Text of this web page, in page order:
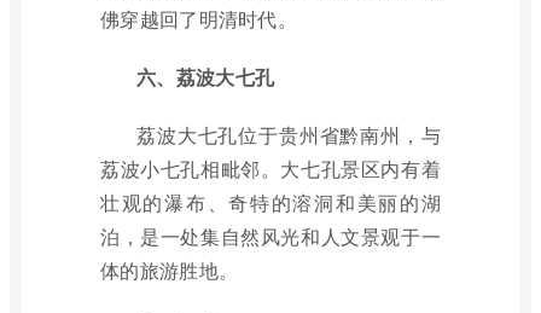
佛穿越回了明清时代。
六、荔波大七孔
荔波大七孔位于贵州省黔南州，与
荔波小七孔相毗邻。大七孔景区内有着
壮观的瀑布、奇特的溶洞和美丽的湖
泊，是一处集自然风光和人文景观于一
体的旅游胜地。